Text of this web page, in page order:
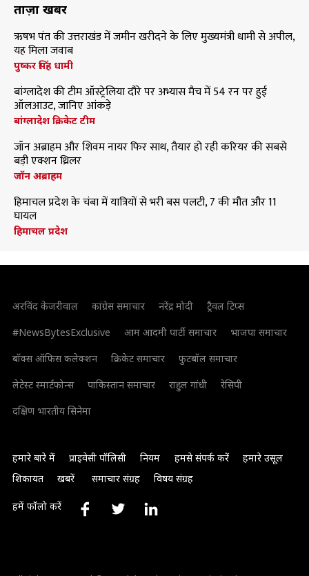
ताज़ा खबरें
ऋषभ पंत की उत्तराखंड में जमीन खरीदने के लिए मुख्यमंत्री धामी से अपील,
यह मिला जवाब
पुष्कर सिंह धामी
बांग्लादेश की टीम ऑस्ट्रेलिया दौरे पर अभ्यास मैच में 54 रन पर हुई
ऑलआउट, जानिए आंकड़े
बांग्लादेश क्रिकेट टीम
जॉन अब्राहम और शिवम नायर फिर साथ, तैयार हो रही करियर की सबसे
बड़ी एक्शन थ्रिलर
जॉन अब्राहम
हिमाचल प्रदेश के चंबा में यात्रियों से भरी बस पलटी, 7 की मौत और 11
घायल
हिमाचल प्रदेश
अरविंद केजरीवाल कांग्रेस समाचार नरेंद्र मोदी
ट्रैवल टिप्स
#NewsBytesExclusive
आम आदमी पार्टी समाचार
भाजपा समाचार
बॉक्स ऑफिस कलेक्शन
क्रिकेट समाचार
फुटबॉल समाचार
लेटेस्ट स्मार्टफोन्स
पाकिस्तान समाचार राहुल गांधी
रेसिपी
दक्षिण भारतीय सिनेमा
हमारे बारे में प्राइवेसी पॉलिसी नियम हमसे संपर्क करें
हमारे उसूल
शिकायत
खबरें समाचार संग्रह विषय संग्रह
हमें फॉलो करें